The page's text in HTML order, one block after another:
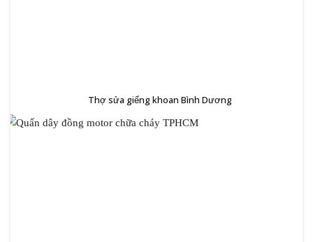
Thợ sửa giếng khoan Bình Dương